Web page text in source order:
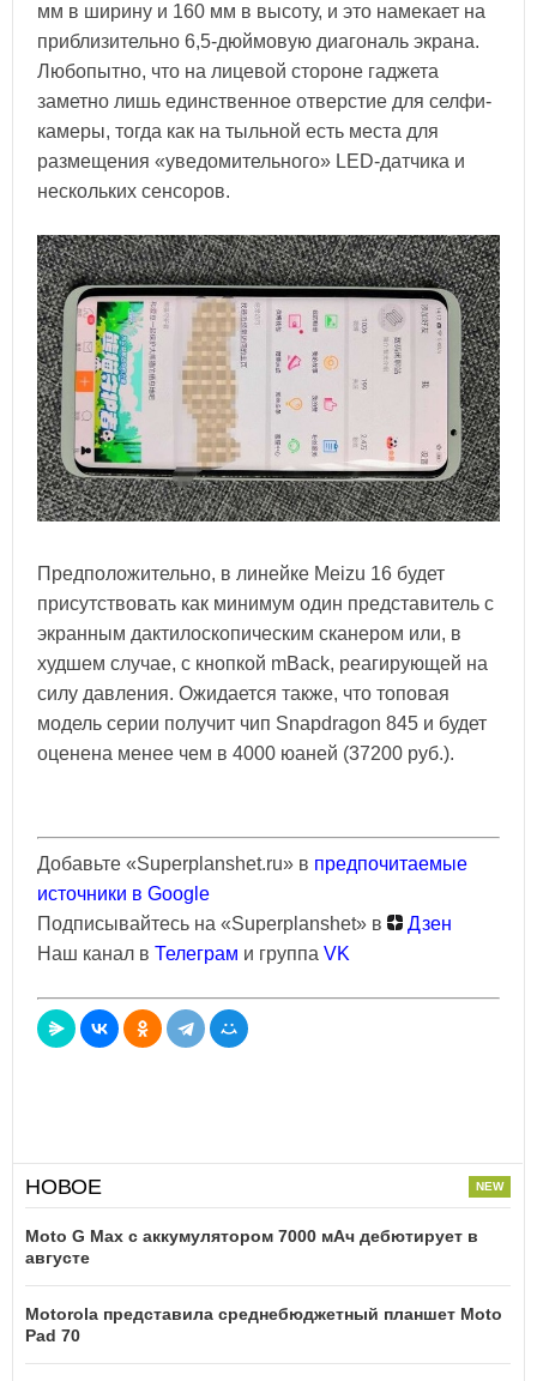
мм в ширину и 160 мм в высоту, и это намекает на
приблизительно 6,5-дюймовую диагональ экрана.
Любопытно, что на лицевой стороне гаджета
заметно лишь единственное отверстие для селфи-
камеры, тогда как на тыльной есть места для
размещения «уведомительного» LED-датчика и
нескольких сенсоров.
Предположительно, в линейке Meizu 16 будет
присутствовать как минимум один представитель с
экранным дактилоскопическим сканером или, в
худшем случае, с кнопкой mBack, реагирующей на
силу давления. Ожидается также, что топовая
модель серии получит чип Snapdragon 845 и будет
оценена менее чем в 4000 юаней (37200 руб.).
Добавьте «Superplanshet.ru» в предпочитаемые
источники в Google
Подписывайтесь на «Superplanshet» в
Дзен
Наш канал в Телеграм и группа VK
НОВОЕ
Moto G Max с аккумулятором 7000 мАч дебютирует в
августе
Motorola представила среднебюджетный планшет Moto
Pad 70